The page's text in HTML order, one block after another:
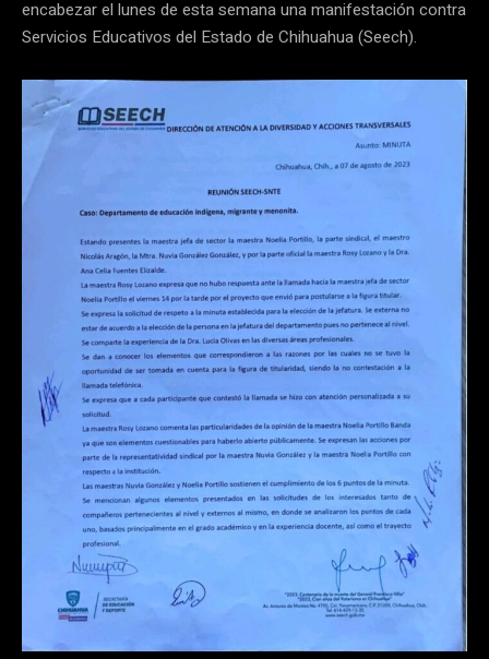
encabezar el lunes de esta semana una manifestación contra
Servicios Educativos del Estado de Chihuahua (Seech).